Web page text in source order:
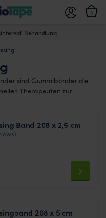
Behandlung
0
sind Gummibänder die
Therapeuten zur
, mit dem Ziel den
Band 208 x 2,5 cm
208 x 5 cm